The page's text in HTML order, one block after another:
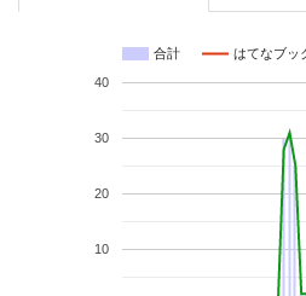
合計 はてなブッ
10
20
30
40